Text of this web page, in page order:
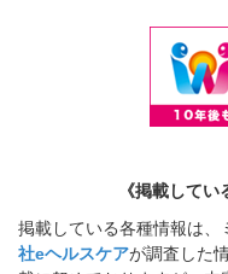
《掲載して
掲載している各種情報は
社eヘルスケアが調査した